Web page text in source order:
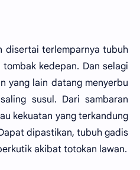
disertai terlemparnya tubuh
kedepan. Dan selagi
yang lain datang menyerbu
susul. Dari sambaran
kekuatan yang terkandung
dipastikan, tubuh gadis
akibat totokan lawan.